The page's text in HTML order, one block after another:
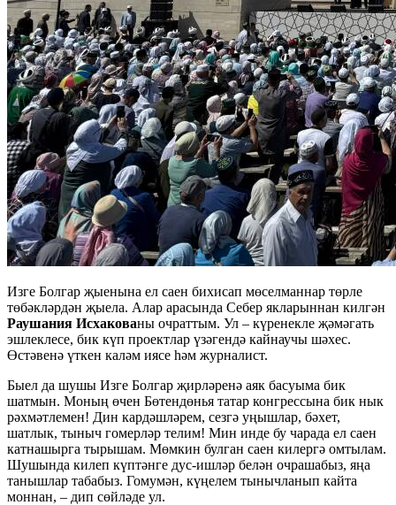
Изге Болгар җыенына ел саен бихисап мөселманнар төрле
төбәкләрдән җыела. Алар арасында Себер якларыннан килгән
Раушания Исхакованы очраттым. Ул – күренекле җәмәгать
эшлеклесе, бик күп проектлар үзәгендә кайнаучы шәхес.
Өстәвенә үткен каләм иясе һәм журналист.
Быел да шушы Изге Болгар җирләренә аяк басуыма бик
шатмын. Моның өчен Бөтендөнья татар конгрессына бик нык
рәхмәтлемен! Дин кардәшләрем, сезгә уңышлар, бәхет,
шатлык, тыныч гомерләр телим! Мин инде бу чарада ел саен
катнашырга тырышам. Мөмкин булган саен килергә омтылам.
Шушында килеп күптәнге дус-ишләр белән очрашабыз, яңа
танышлар табабыз. Гомумән, күңелем тынычланып кайта
моннан, – дип сөйләде ул.